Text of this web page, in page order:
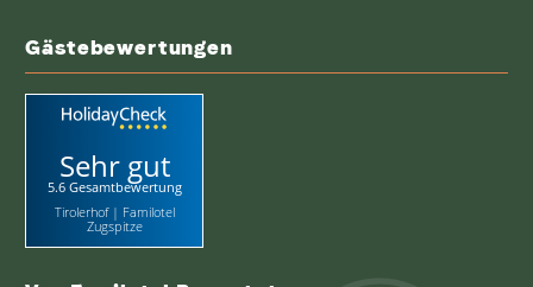
Gästebewertungen
Sehr gut
5.6 Gesamtbewertung
Tirolerhof | Familotel
Zugspitze